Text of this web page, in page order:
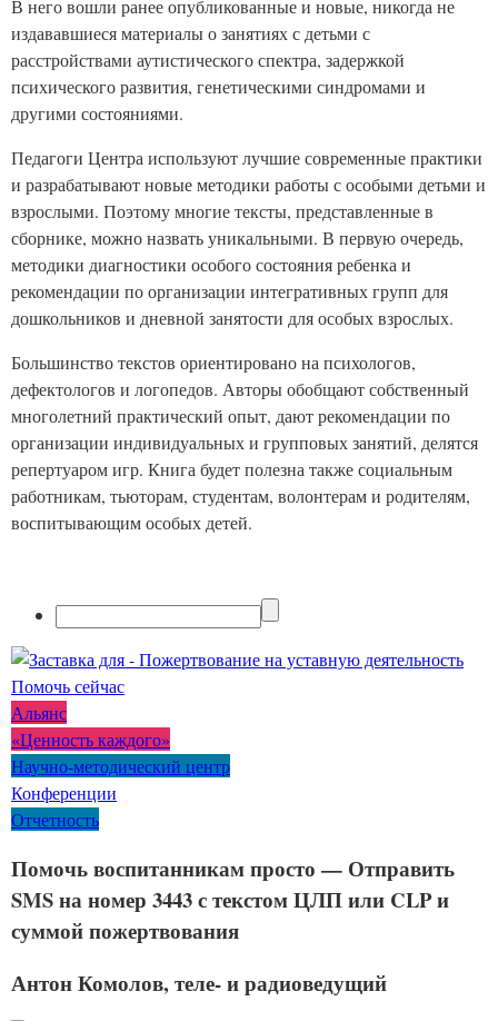
В него вошли ранее опубликованные и новые, никогда не
издававшиеся материалы о занятиях с детьми с
расстройствами аутистического спектра, задержкой
психического развития, генетическими синдромами и
другими состояниями.
Педагоги Центра используют лучшие современные практики
и разрабатывают новые методики работы с особыми детьми и
взрослыми. Поэтому многие тексты, представленные в
сборнике, можно назвать уникальными. В первую очередь,
методики диагностики особого состояния ребенка и
рекомендации по организации интегративных групп для
дошкольников и дневной занятости для особых взрослых.
Большинство текстов ориентировано на психологов,
дефектологов и логопедов. Авторы обобщают собственный
многолетний практический опыт, дают рекомендации по
организации индивидуальных и групповых занятий, делятся
репертуаром игр. Книга будет полезна также социальным
работникам, тьюторам, студентам, волонтерам и родителям,
воспитывающим особых детей.
Помочь сейчас
Альянс
«Ценность каждого»
Научно-методический центр
Конференции
Отчетность
Помочь воспитанникам просто — Отправить
SMS на номер 3443 с текстом ЦЛП или CLP и
суммой пожертвования
Антон Комолов, теле- и радиоведущий